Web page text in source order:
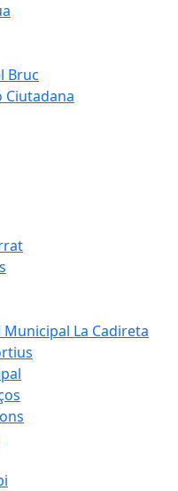
Bruc
Ciutadana
Municipal La Cadireta